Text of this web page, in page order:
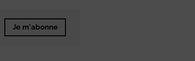
Je m'abonne